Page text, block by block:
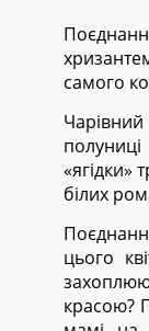
самого
«ягідки»
білих
цього
красою?